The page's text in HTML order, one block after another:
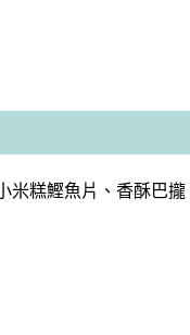
糕鰹魚片、香酥巴